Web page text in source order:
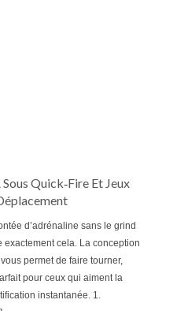
Quick‑Fire Et Jeux
d’adrénaline sans le grind
cela. La conception
permet de faire tourner,
pour ceux qui aiment la
instantanée. 1.